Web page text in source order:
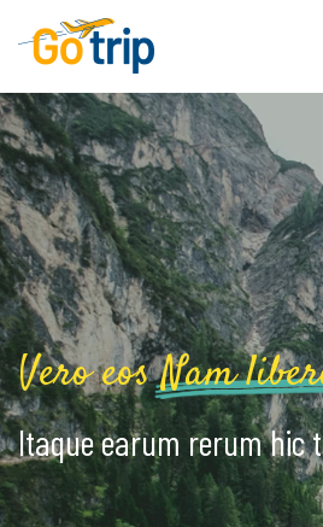
Vero eosNam
Itaque earum rerum hic